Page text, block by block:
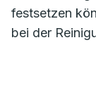
festsetzen
bei der